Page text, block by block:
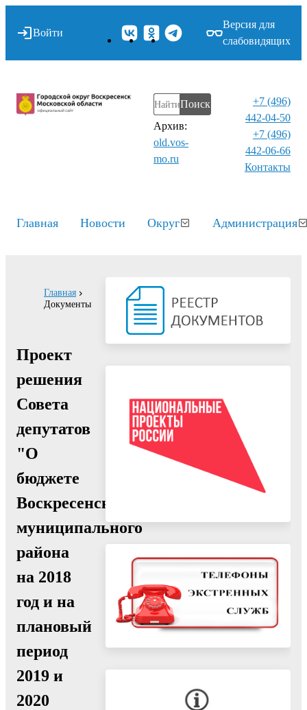
Войти
Версия для
слабовидящих
Поиск
Архив:
old.vos-
mo.ru
+7 (496)
442-04-50
+7 (496)
442-06-66
Контакты⁠
Главная Новости Округ Администрация
Главная
Документы
Проект
решения
Совета
депутатов
"О
бюджете
Воскресенского
муниципального
района
на 2018
год и на
плановый
период
2019 и
2020